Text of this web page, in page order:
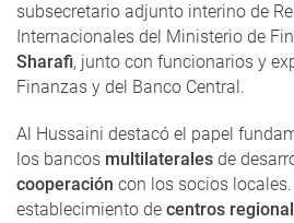
subsecretario adjunto interino de
Internacionales del Ministerio de
Sharafi, junto con funcionarios y
Finanzas y del Banco Central.
Al Hussaini destacó el papel
los bancos multilaterales de
cooperación con los socios locales.
establecimiento de centros